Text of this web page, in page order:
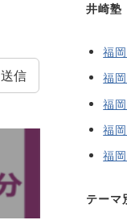
井崎塾
福
福
福
福
福
テーマ